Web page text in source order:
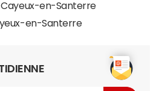
Cayeux-en-Santerre
en-Santerre